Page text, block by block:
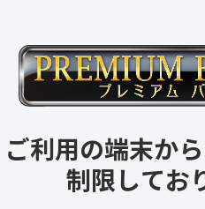
ご利用の端末か
制限してお